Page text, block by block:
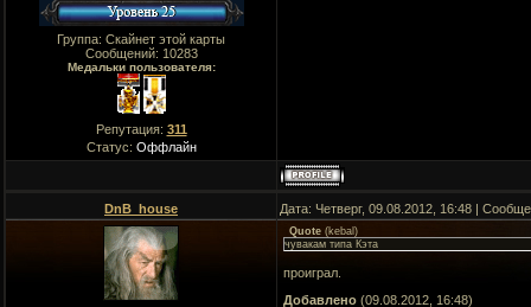
Группа: Скайнет этой карты
Сообщений: 10283
Медальки пользователя:
Репутация: 311
Статус: Оффлайн
DnB_house Дата: Четверг, 09.08.2012, 16:48 |
Quote (kebal )
чувакам типа Кэта
проиграл.
Добавлено (09.08.2012, 16:48)